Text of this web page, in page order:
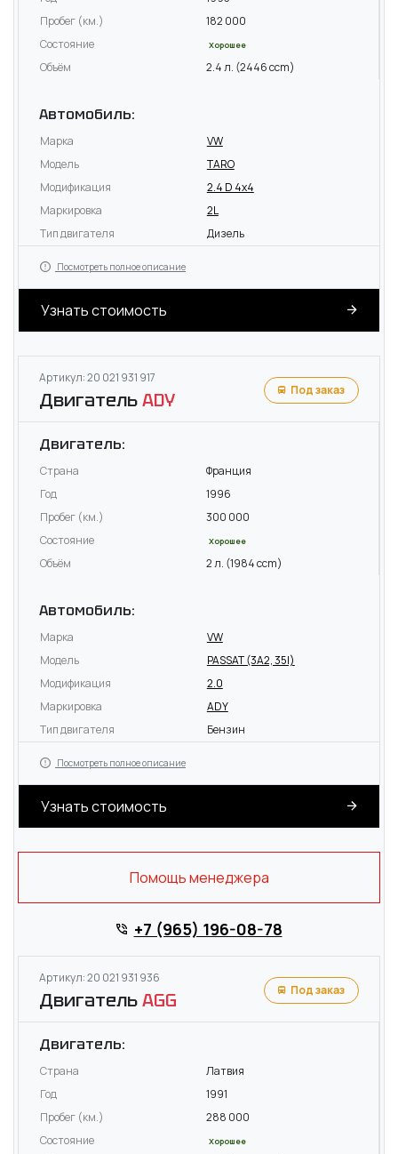
Пробег (км.)
182 000
Состояние
Хорошее
Объём 2.4 л. (2446 ccm)
Автомобиль:
Марка
VW
Модель
TARO
Модификация
2.4 D 4x4
Маркировка
2L
Тип двигателя
Дизель
Посмотреть полное описание
Узнать стоимость
Артикул: 20 021 931 917
ДвигательADY Под заказ
Двигатель:
Страна
Франция
Год
1996
Пробег (км.)
300 000
Состояние
Хорошее
Объём 2 л. (1984 ccm)
Автомобиль:
Марка
VW
Модель
PASSAT (3A2, 35I)
Модификация
2.0
Маркировка
ADY
Тип двигателя
Бензин
Посмотреть полное описание
Узнать стоимость
Помощь менеджера
+7 (965) 196-08-78
Артикул: 20 021 931 936
ДвигательAGG Под заказ
Двигатель:
Страна
Латвия
Год
1991
Пробег (км.)
288 000
Состояние
Хорошее